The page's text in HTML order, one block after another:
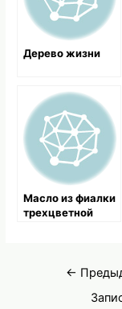
Дерево жизни
Масло из фиалки
трехцветной
Навигация
←